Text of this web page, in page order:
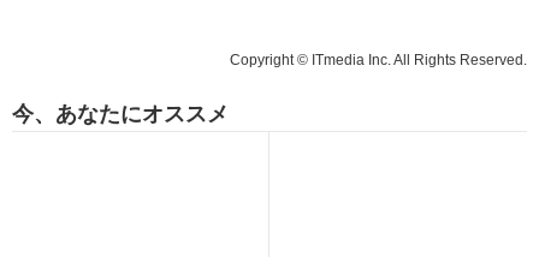
Copyright © ITmedia Inc. All Rights Reserved.
今、あなたにオススメ